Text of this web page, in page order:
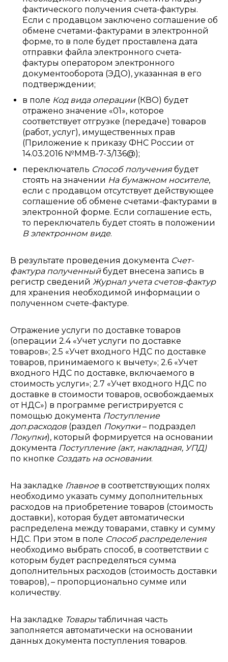
фактического получения счета-фактуры.
Если с продавцом заключено соглашение об
обмене счетами-фактурами в электронной
форме, то в поле будет проставлена дата
отправки файла электронного счета-
фактуры оператором электронного
документооборота (ЭДО), указанная в его
подтверждении;
в поле Код вида операции(КВО) будет
отражено значение «01», которое
соответствует отгрузке (передаче) товаров
(работ, услуг), имущественных прав
(Приложение к приказу ФНС России от
14.03.2016 №ММВ-7-3/136@);
переключатель Способ получения будет
стоять на значении На бумажном носителе,
если с продавцом отсутствует действующее
соглашение об обмене счетами-фактурами в
электронной форме. Если соглашение есть,
то переключатель будет стоять в положении
В электронном виде.
В результате проведения документа Счет-
фактура полученныйбудет внесена запись в
регистр сведений Журнал учета счетов-фактур
для хранения необходимой информации о
полученном счете-фактуре.
Отражение услуги по доставке товаров
(операции 2.4 «Учет услуги по доставке
товаров»; 2.5 «Учет входного НДС по доставке
товаров, принимаемого к вычету»; 2.6 «Учет
входного НДС по доставке, включаемого в
стоимость услуги»; 2.7 «Учет входного НДС по
доставке в стоимости товаров, освобождаемых
от НДС») в программе регистрируется с
помощью документа Поступление
доп.расходов (раздел Покупки– подраздел
Покупки), который формируется на основании
документа Поступление (акт, накладная, УПД)
по кнопке Создать на основании.
На закладке Главноев соответствующих полях
необходимо указать сумму дополнительных
расходов на приобретение товаров (стоимость
доставки), которая будет автоматически
распределена между товарами, ставку и сумму
НДС. При этом в поле Способ распределения
необходимо выбрать способ, в соответствии с
которым будет распределяться сумма
дополнительных расходов (стоимость доставки
товаров), – пропорционально сумме или
количеству.
На закладке Товарытабличная часть
заполняется автоматически на основании
данных документа поступления товаров.